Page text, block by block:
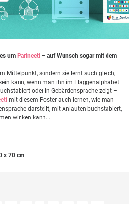
um Parineeti – auf Wunsch sogar mit dem
Mittelpunkt, sondern sie lernt auch gleich,
kann, wenn man ihn im Flaggenalphabet
oder in Gebärdensprache zeigt –
mit diesem Poster auch lernen, wie man
darstellt, mit Anlauten buchstabiert,
winken kann...
x 70 cm